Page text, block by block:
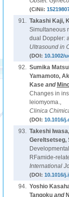
(CiNii:
91. Takashi Kaji,
Simultaneous
dual Doppler:
Ultrasound in
(DOI: 10.1002/
92. Sumika
Yamamoto,
Kaseand
Changes in
leiomyoma.,
Clinica
(DOI: 10.1016/
93. Takeshi
Gereltsetseg,
RFamide-
International
(DOI: 10.1016/
94. Yoshio
Tangokuand